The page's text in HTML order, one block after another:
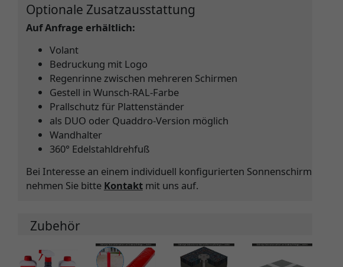
Optionale Zusatzausstattung
Auf Anfrage erhältlich:
Volant
Bedruckung mit Logo
Regenrinne zwischen mehreren Schirmen
Gestell in Wunsch-RAL-Farbe
Prallschutz für Plattenständer
als DUO oder Quaddro-Version möglich
Wandhalter
360° Edelstahldrehfuß
Bei Interesse an einem individuell konfigurierten Sonnenschirm
nehmen Sie bitte Kontaktmit uns auf.
Zubehör